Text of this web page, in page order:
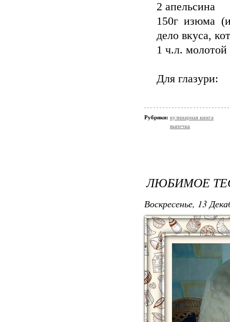
2 апельсина
150г изюма
дело вкуса,
1 ч.л.
Для глазури:
Рубрики: кулинарная книга
выпечка
ЛЮБИМОЕ
Воскресенье, 13